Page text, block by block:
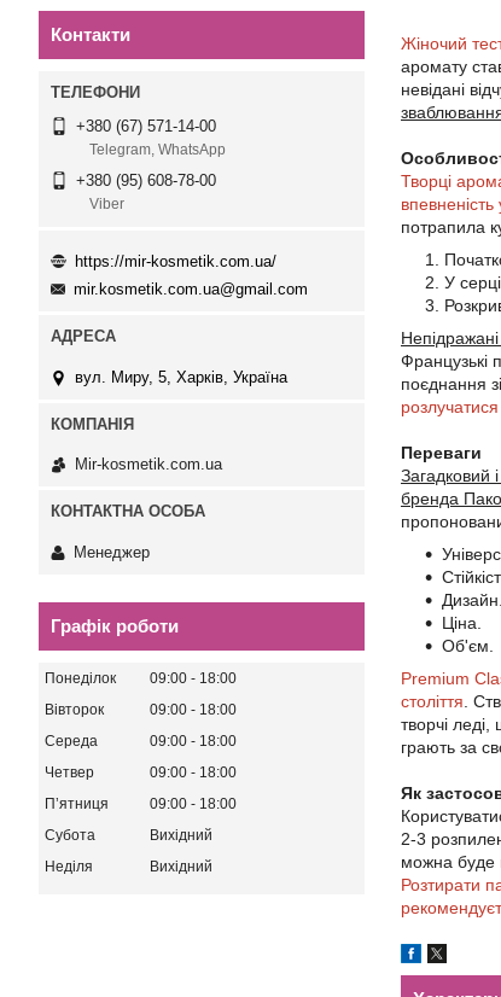
Жіночий
аромату
невідані
Творці
впевненість
потрапила
У
Французькі
поєднання
Переваги
Загадковий
бренда
Дизайн.
Ціна.
Об'єм.
Premium
століття .
творчі
грають за
Як
2-3
можна буде
Розтирати
Контакти
+380 (67) 571-14-00
Telegram, WhatsApp
+380 (95) 608-78-00
Viber
https://mir-kosmetik.com.ua/
mir.kosmetik.com.ua@gmail.com
вул. Миру, 5, Харків, Україна
Mir-kosmetik.com.ua
Менеджер
Графік роботи
Понеділок 09:00
18:00
Вівторок
09:00
18:00
Середа
09:00
18:00
Четвер
09:00
18:00
Пʼятниця
09:00
18:00
Субота
Вихідний
Неділя
Вихідний